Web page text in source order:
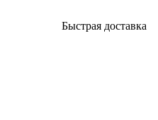
Быстрая доставка